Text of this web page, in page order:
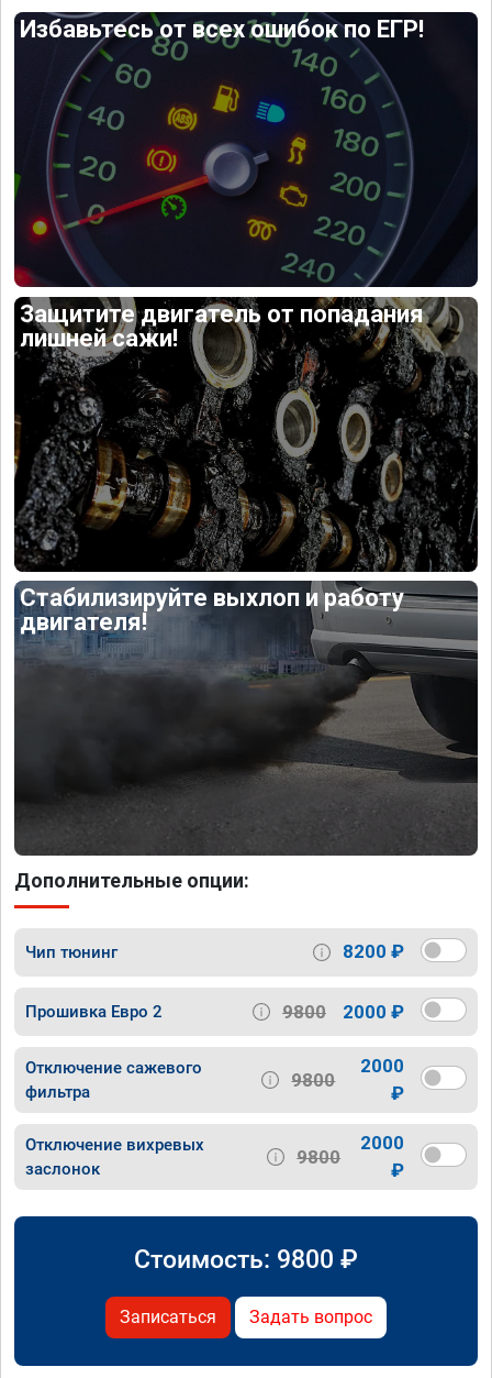
Избавьтесь от всех ошибок по ЕГР!
Защитите двигатель от попадания
лишней сажи!
Стабилизируйте выхлоп и работу
двигателя!
Дополнительные опции:
Чип тюнинг 8200 ₽
Прошивка Евро 2 9800 2000 ₽
Отключение сажевого
фильтра
9800
2000
₽
Отключение вихревых
заслонок
9800
2000
₽
Стоимость: 9800 ₽
Записаться Задать вопрос